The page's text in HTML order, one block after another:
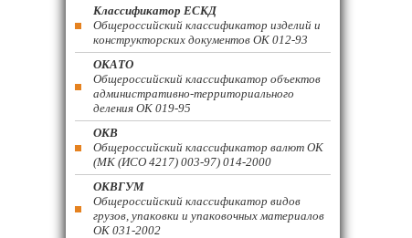
Классификатор ЕСКД
Общероссийский классификатор изделий и
конструкторских документов ОК 012-93
ОКАТО
Общероссийский классификатор объектов
административно-территориального
деления ОК 019-95
ОКВ
Общероссийский классификатор валют ОК
(МК (ИСО 4217) 003-97) 014-2000
ОКВГУМ
Общероссийский классификатор видов
грузов, упаковки и упаковочных материалов
ОК 031-2002